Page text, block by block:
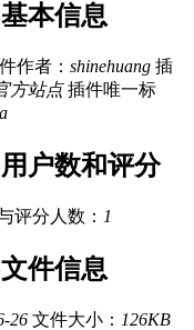
本信息
作者： shinehuang 插
方站点 插件唯一标
户数和评分
评分人数： 1
件信息
26 文件大小： 126KB